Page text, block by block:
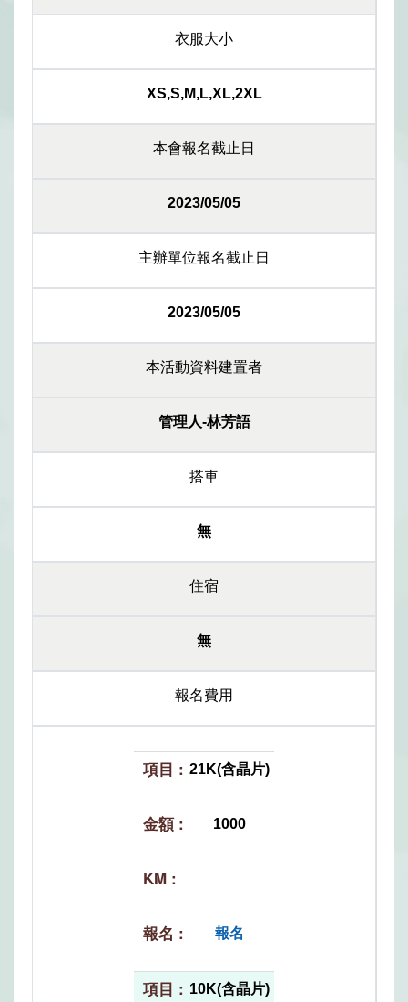
衣服大小
XS,S,M,L,XL,2XL
本會報名截止日
2023/05/05
主辦單位報名截止日
2023/05/05
本活動資料建置者
管理人-林芳語
搭車
無
住宿
無
報名費用
21K(含晶片)
1000
報名
10K(含晶片)